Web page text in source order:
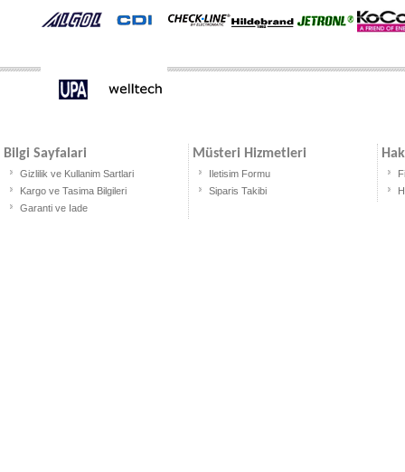
Bilgi Sayfalari
Gizlilik ve Kullanim Sartlari
Kargo ve Tasima Bilgileri
Garanti ve Iade
Müsteri Hizmetleri
Iletisim Formu
Siparis Takibi